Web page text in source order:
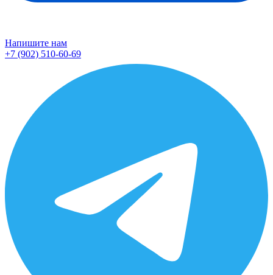
Напишите нам
+7 (902) 510-60-69